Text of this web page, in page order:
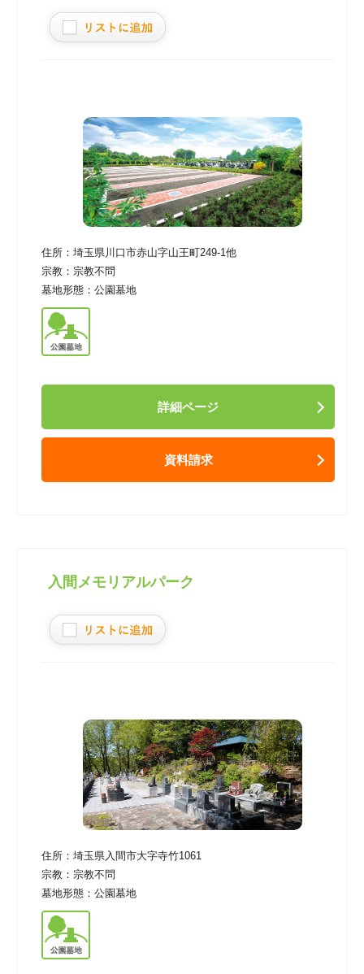
住所： 埼玉県川口市赤山字山王町249-1他
宗教： 宗教不問
墓地形態： 公園墓地
詳細ページ
資料請求
入間メモリアルパーク
住所： 埼玉県入間市大字寺竹1061
宗教： 宗教不問
墓地形態： 公園墓地